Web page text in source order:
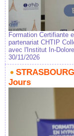
Formation Certifiante
partenariat CHTIP
avec l'Institut In-
30/11/2026
Jours